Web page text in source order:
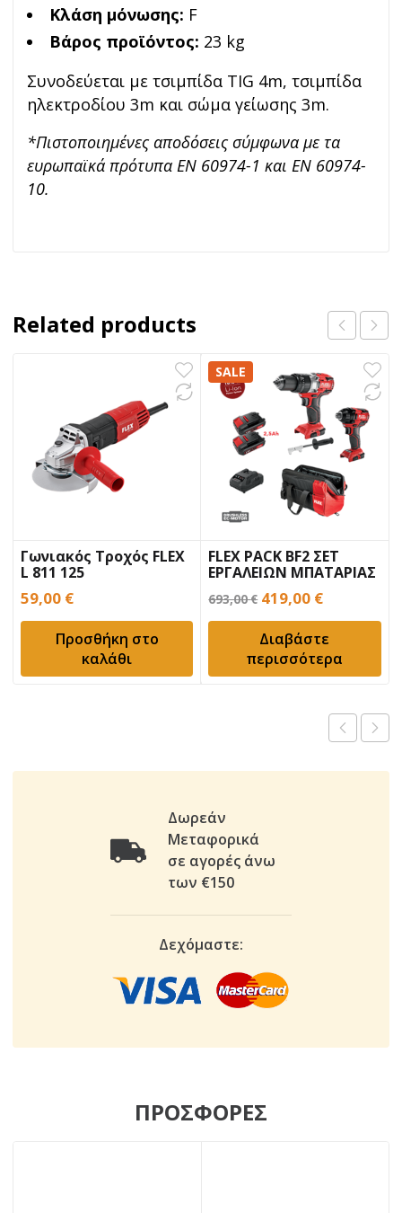
Κλάση μόνωσης: F
Βάρος προϊόντος: 23 kg
Συνοδεύεται με τσιμπίδα TIG 4m, τσιμπίδα
ηλεκτροδίου 3m και σώμα γείωσης 3m.
*Πιστοποιημένες αποδόσεις σύμφωνα με τα
ευρωπαϊκά πρότυπα EN 60974-1 και EN 60974-
10.
Related products
Γωνιακός Τροχός FLEX
L 811 125
59,00 €
Προσθήκη στο
καλάθι
SALE
FLEX PACK BF2 ΣΕΤ
ΕΡΓΑΛΕΙΩΝ ΜΠΑΤΑΡΙΑΣ
693,00€ Original
price
was:
693,00 €.
419,00 €Η
τρέχουσα
τιμή
είναι:
419,00 €.
Διαβάστε
περισσότερα
Δωρεάν
Μεταφορικά
σε αγορές άνω
των €150
Δεχόμαστε:
ΠΡΟΣΦΟΡΕΣ